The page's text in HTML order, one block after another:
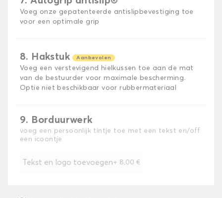
Voeg onze gepatenteerde antislipbevestiging toe
voor een optimale grip
8. Hakstuk Aanbevolen
Voeg een verstevigend hielkussen toe aan de mat
van de bestuurder voor maximale bescherming.
Optie niet beschikbaar voor rubbermateriaal
9. Borduurwerk
voeg een persoonlijk tintje toe met een tekst en/off
een icoontje
Tekst en logo toevoegen+ 8,00 €